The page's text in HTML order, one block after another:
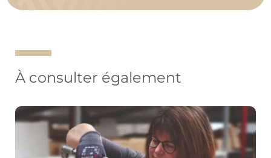
À consulter également